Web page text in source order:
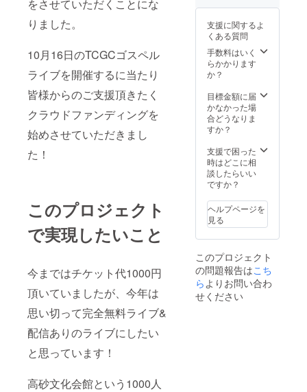
をさせていただくことにな
りました。
10月16日のTCGCゴスペル
ライブを開催するに当たり
皆様からのご支援頂きたく
クラウドファンディングを
始めさせていただきまし
た！
このプロジェクト
で実現したいこと
今まではチケット代1000円
頂いていましたが、今年は
思い切って完全無料ライブ&
配信ありのライブにしたい
と思っています！
高砂文化会館という1000人
エコ
バッグ
は郵送
にて送
らせて
いただ
の生地
なコッ
トン資
材を利
用して
いるの
り抜群
です！
また口
も広く
しやす
いで
す！ ＊
ライブ
は今年
10月16
日に行
われる
の音源
CDとな
りま
す！最
新で
支援に関するよ
くある質問
手数料はいく
らかかります
か？
目標金額に届
かなかった場
合どうなりま
すか？
支援で困った
時はどこに相
談したらいい
ですか？
ヘルプページを
見る
このプロジェクト
の問題報告はこち
ら よりお問い合わ
せください